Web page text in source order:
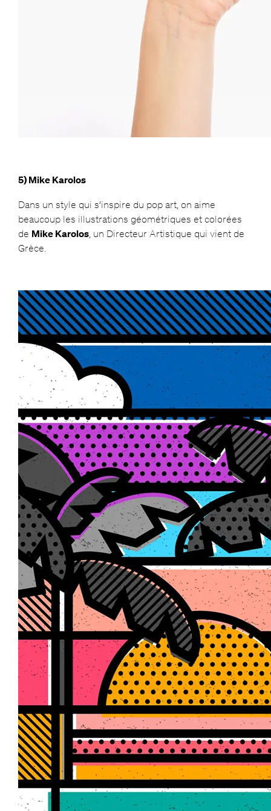
5) Mike Karolos
Dans un style qui s’inspire du pop art, on aime
beaucoup les illustrations géométriques et colorées
de Mike Karolos, un Directeur Artistique qui vient de
Grèce.